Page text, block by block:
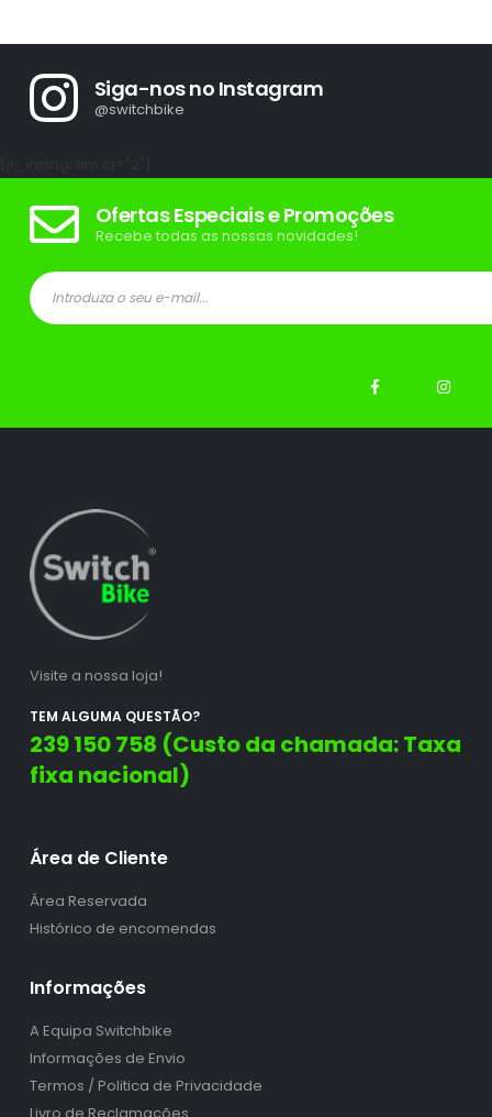
Siga-nos no Instagram
@switchbike
Ofertas Especiais e Promoções
Recebe todas as nossas novidades!
Visite a nossa loja!
TEM ALGUMA QUESTÃO?
239 150 758 (Custo da chamada: Taxa
fixa nacional)
Área de Cliente
Área Reservada
Histórico de encomendas
Informações
A Equipa Switchbike
Informações de Envio
Termos / Politica de Privacidade